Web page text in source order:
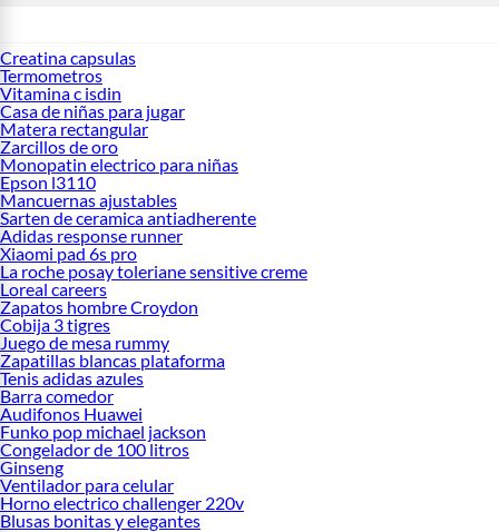
Creatina capsulas
Termometros
Vitamina c isdin
Casa de niñas para jugar
Matera rectangular
Zarcillos de oro
Monopatin electrico para niñas
Epson l3110
Mancuernas ajustables
Sarten de ceramica antiadherente
Adidas response runner
Xiaomi pad 6s pro
La roche posay toleriane sensitive creme
Loreal careers
Zapatos hombre Croydon
Cobija 3 tigres
Juego de mesa rummy
Zapatillas blancas plataforma
Tenis adidas azules
Barra comedor
Audifonos Huawei
Funko pop michael jackson
Congelador de 100 litros
Ginseng
Ventilador para celular
Horno electrico challenger 220v
Blusas bonitas y elegantes